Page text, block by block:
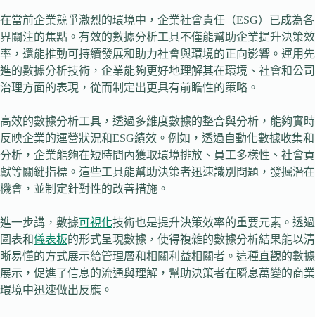
在當前企業競爭激烈的環境中，企業社會責任（ESG）已成為各
界關注的焦點。有效的數據分析工具不僅能幫助企業提升決策效
率，還能推動可持續發展和助力社會與環境的正向影響。運用先
進的數據分析技術，企業能夠更好地理解其在環境、社會和公司
治理方面的表現，從而制定出更具有前瞻性的策略。
高效的數據分析工具，透過多維度數據的整合與分析，能夠實時
反映企業的運營狀況和ESG績效。例如，透過自動化數據收集和
分析，企業能夠在短時間內獲取環境排放、員工多樣性、社會貢
獻等關鍵指標。這些工具能幫助決策者迅速識別問題，發掘潛在
機會，並制定針對性的改善措施。
進一步講，數據可視化技術也是提升決策效率的重要元素。透過
圖表和儀表板的形式呈現數據，使得複雜的數據分析結果能以清
晰易懂的方式展示給管理層和相關利益相關者。這種直觀的數據
展示，促進了信息的流通與理解，幫助決策者在瞬息萬變的商業
環境中迅速做出反應。